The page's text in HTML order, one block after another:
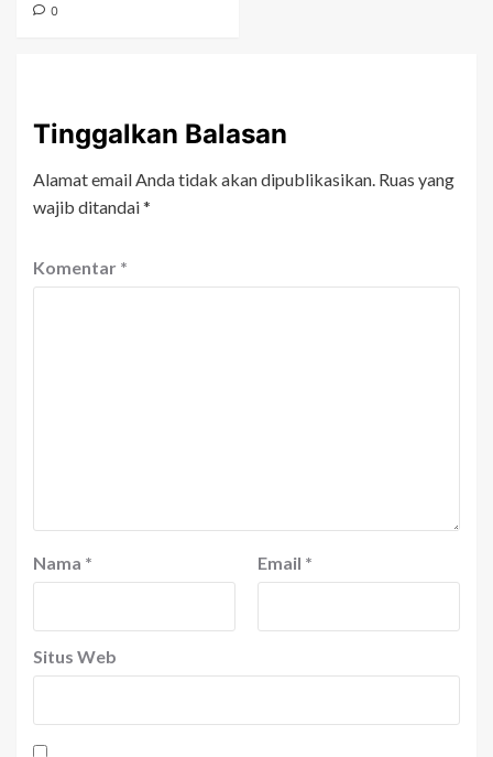
0
Tinggalkan Balasan
Alamat email Anda tidak akan dipublikasikan. Ruas yang
wajib ditandai*
Komentar *
Nama * Email *
Situs Web